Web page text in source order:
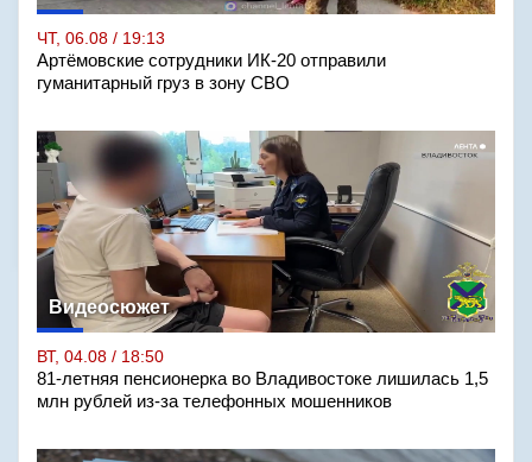
ЧТ, 06.08 / 19:13
Артёмовские сотрудники ИК-20 отправили
гуманитарный груз в зону СВО
Видеосюжет
ВТ, 04.08 / 18:50
81-летняя пенсионерка во Владивостоке лишилась 1,5
млн рублей из-за телефонных мошенников